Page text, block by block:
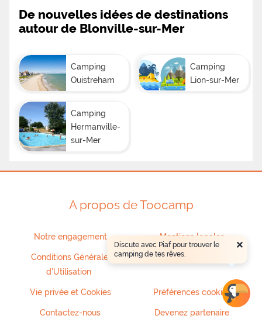
De nouvelles idées de destinations
autour de Blonville-sur-Mer
Camping
Ouistreham
Camping
Lion-sur-Mer
Camping
Hermanville-
sur-Mer
A propos de Toocamp
Notre engagement Mentions legales
Conditions Générales
d'Utilisation
Confidentialité
Vie privée et Cookies Préférences cookies
Contactez-nous Devenez partenaire
×
Discute avec Piaf pour trouver le
camping de tes rêves.